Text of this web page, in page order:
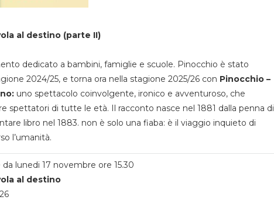
al destino (parte II)
dedicato a bambini, famiglie e scuole. Pinocchio è stato
2024/25, e torna ora nella stagione 2025/26 con Pinocchio –
uno spettacolo coinvolgente, ironico e avventuroso, che
spettatori di tutte le età. Il racconto nasce nel 1881 dalla penna di
libro nel 1883. non è solo una fiaba: è il viaggio inquieto di
l’umanità.
lunedi 17 novembre ore 15.30
al destino